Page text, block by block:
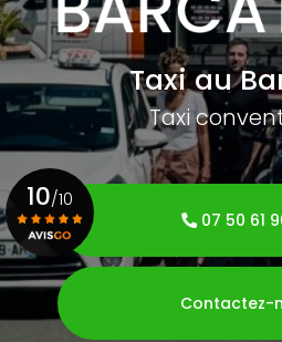
Taxi au
Taxi
07 50 61
Contactez-
10/10
Voir le certificat